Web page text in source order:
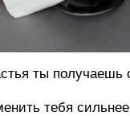
ты получаешь
тебя